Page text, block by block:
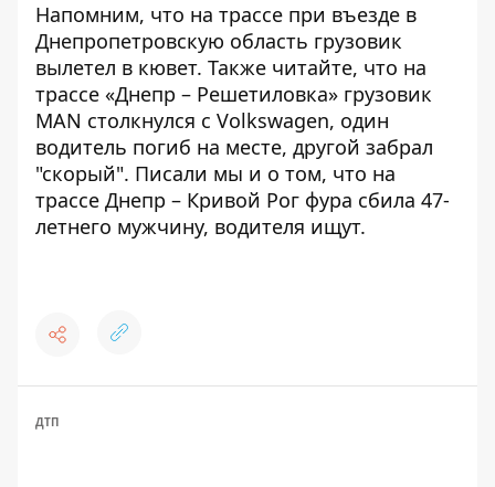
Напомним, что на трассе при въезде в
Днепропетровскую область грузовик
вылетел в кювет. Также читайте, что на
трассе «Днепр – Решетиловка» грузовик
MAN столкнулся с Volkswagen, один
водитель погиб на месте, другой забрал
"скорый". Писали мы и о том, что на
трассе Днепр – Кривой Рог фура сбила 47-
летнего мужчину, водителя ищут.
ДТП